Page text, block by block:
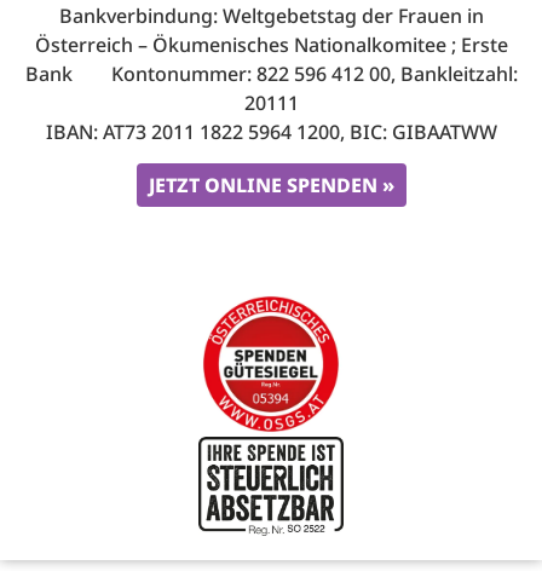
Bankverbindung: Weltgebetstag der Frauen in
Österreich – Ökumenisches Nationalkomitee ; Erste
Bank Kontonummer: 822 596 412 00, Bankleitzahl:
20111
IBAN: AT73 2011 1822 5964 1200, BIC: GIBAATWW
JETZT ONLINE SPENDEN »